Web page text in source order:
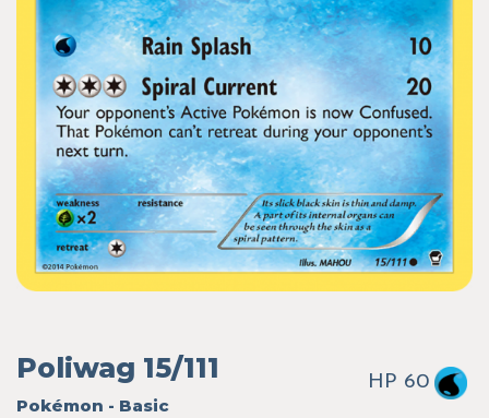
Poliwag 15/111
Pokémon - Basic
HP 60